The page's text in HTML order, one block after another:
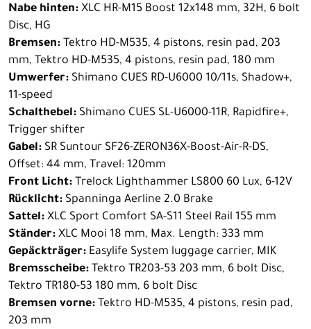
Nabe hinten: XLC HR-M15 Boost 12x148 mm, 32H, 6 bolt
Disc, HG
Bremsen: Tektro HD-M535, 4 pistons, resin pad, 203
mm, Tektro HD-M535, 4 pistons, resin pad, 180 mm
Umwerfer: Shimano CUES RD-U6000 10/11s, Shadow+,
11-speed
Schalthebel: Shimano CUES SL-U6000-11R, Rapidfire+,
Trigger shifter
Gabel: SR Suntour SF26-ZERON36X-Boost-Air-R-DS,
Offset: 44 mm, Travel: 120mm
Front Licht: Trelock Lighthammer LS800 60 Lux, 6-12V
Rücklicht: Spanninga Aerline 2.0 Brake
Sattel: XLC Sport Comfort SA-S11 Steel Rail 155 mm
Ständer: XLC Mooi 18 mm, Max. Length: 333 mm
Gepäckträger: Easylife System luggage carrier, MIK
Bremsscheibe: Tektro TR203-53 203 mm, 6 bolt Disc,
Tektro TR180-53 180 mm, 6 bolt Disc
Bremsen vorne: Tektro HD-M535, 4 pistons, resin pad,
203 mm